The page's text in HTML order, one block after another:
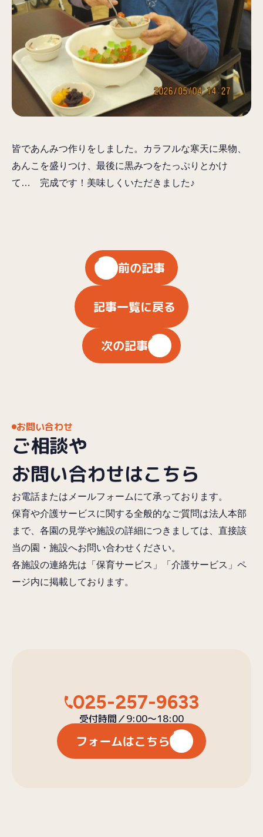
025-257-9633 （受付時間／9:00〜18:00）
皆であんみつ作りをしました。カラフルな寒天に果物、
あんこを盛りつけ、最後に黒みつをたっぷりとかけ
て… 完成です！美味しくいただきました♪
前の記事
記事一覧に戻る
次の記事
お問い合わせ
ご相談や
お問い合わせはこちら
お電話またはメールフォームにて承っております。
保育や介護サービスに関する全般的なご質問は法人本部
まで、各園の見学や施設の詳細につきましては、直接該
当の園・施設へお問い合わせください。
各施設の連絡先は「保育サービス」「介護サービス」ペ
ージ内に掲載しております。
025-257-9633
受付時間／9:00〜18:00
フォームはこちら